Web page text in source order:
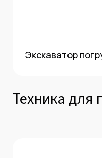
Экскаватор
Техника для